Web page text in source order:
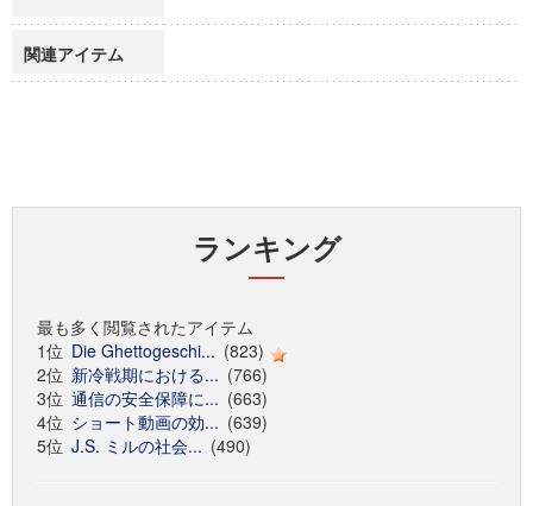
関連アイテム
ランキング
最も多く閲覧されたアイテム
1位 Die Ghettogeschi... (823)
2位 新冷戦期における... (766)
3位 通信の安全保障に... (663)
4位 ショート動画の効... (639)
5位 J.S. ミルの社会... (490)